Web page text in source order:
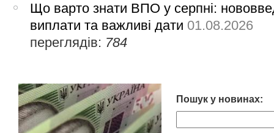
Що варто знати ВПО у серпні:
виплати та важливі дати 01.08.2026
переглядів: 784
Пошук у новинах: